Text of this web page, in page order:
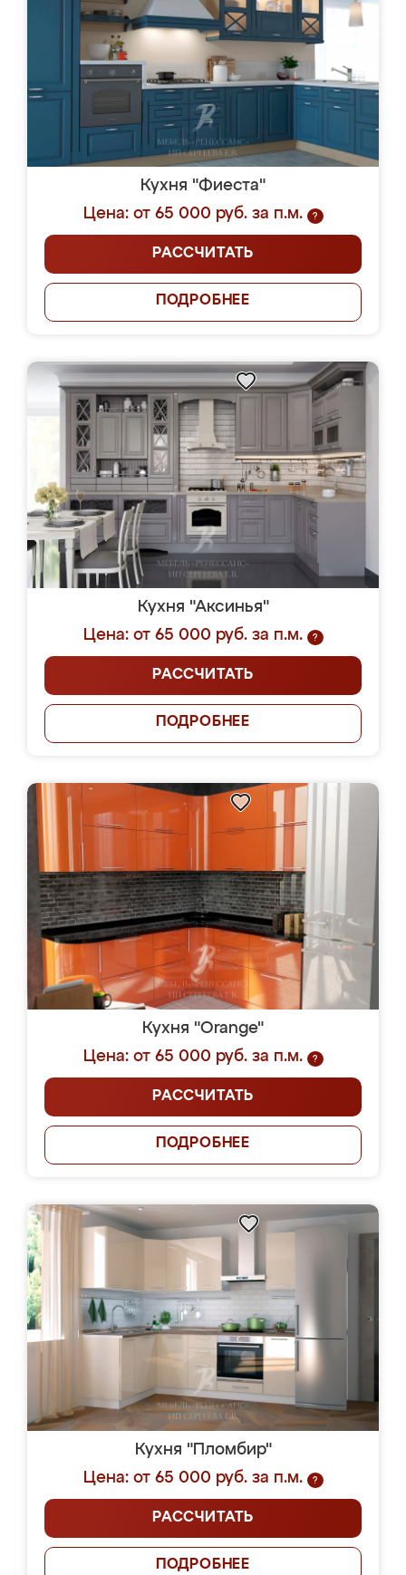
Кухня "Фиеста"
Цена: от 65 000 руб. за п.м.
?
РАССЧИТАТЬ
ПОДРОБНЕЕ
Кухня "Аксинья"
Цена: от 65 000 руб. за п.м.
?
РАССЧИТАТЬ
ПОДРОБНЕЕ
Кухня "Orange"
Цена: от 65 000 руб. за п.м.
?
РАССЧИТАТЬ
ПОДРОБНЕЕ
Кухня "Пломбир"
Цена: от 65 000 руб. за п.м.
?
РАССЧИТАТЬ
ПОДРОБНЕЕ